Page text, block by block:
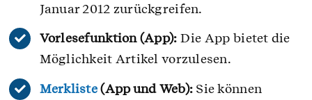
Januar 2012 zurückgreifen.
Vorlesefunktion (App): Die App bietet die
Möglichkeit Artikel vorzulesen.
Merkliste(App und Web): Sie können